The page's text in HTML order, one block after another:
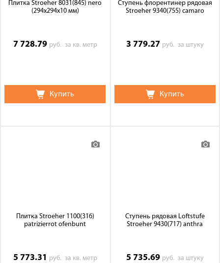
Плитка Stroeher 8031(845) nero
(294х294х10 мм)
7 728.79 руб. за кв. метр
Купить
Ступень флорентинер рядовая
Stroeher 9340(755) camaro
3 779.27 руб. за штуку
Купить
Плитка Stroeher 1100(316)
patrizierrot ofenbunt
5 773.31 руб. за кв. метр
Ступень рядовая Loftstufe
Stroeher 9430(717) anthra
5 735.69 руб. за штуку